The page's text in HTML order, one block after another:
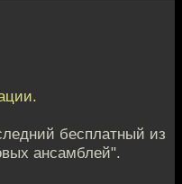
бесплатный из
ансамблей".